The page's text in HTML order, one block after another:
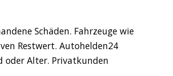
Schäden. Fahrzeuge wie
Restwert. Autohelden24
oder Alter. Privatkunden